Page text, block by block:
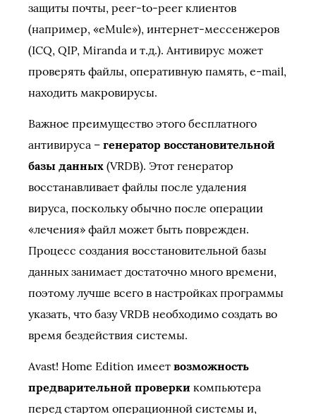
защиты почты, peer-to-peer клиентов
(например, «eMule»), интернет-мессенжеров
(ICQ, QIP, Miranda и т.д.). Антивирус может
проверять файлы, оперативную память, e-mail,
находить макровирусы.
Важное преимущество этого бесплатного
антивируса – генератор восстановительной
базы данных (VRDB). Этот генератор
восстанавливает файлы после удаления
вируса, поскольку обычно после операции
«лечения» файл может быть поврежден.
Процесс создания восстановительной базы
данных занимает достаточно много времени,
поэтому лучше всего в настройках программы
указать, что базу VRDB необходимо создать во
время бездействия системы.
Avast! Home Edition имеет возможность
предварительной проверки компьютера
перед стартом операционной системы и,